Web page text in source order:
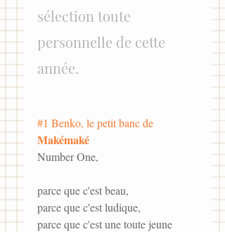
sélection toute
personnelle de cette
année.
#1 Benko, le petit banc de
Makémaké
Number One,
parce que c'est beau,
parce que c'est ludique,
parce que c'est une toute jeune